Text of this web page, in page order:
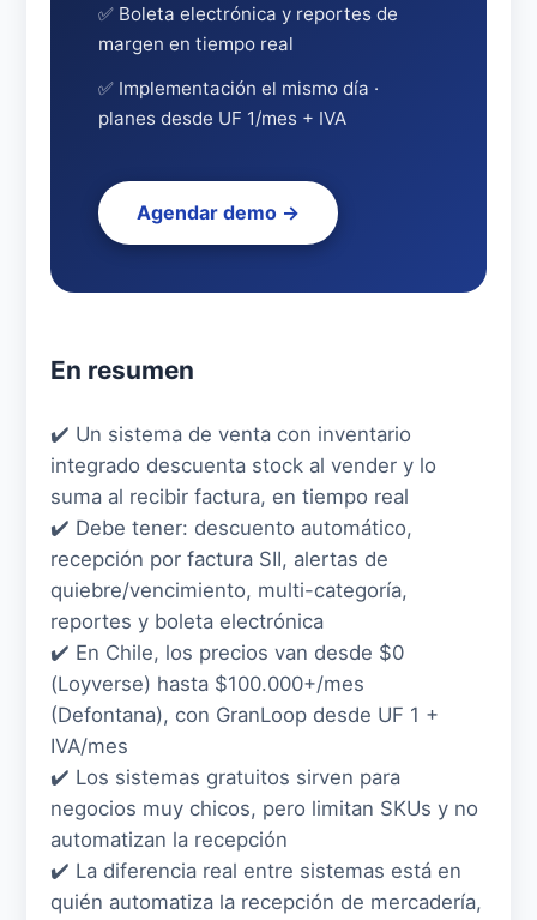
✅ Boleta electrónica y reportes de
margen en tiempo real
✅ Implementación el mismo día ·
planes desde UF 1/mes + IVA
Agendar demo →
En resumen
✔️ Un sistema de venta con inventario
integrado descuenta stock al vender y lo
suma al recibir factura, en tiempo real
✔️ Debe tener: descuento automático,
recepción por factura SII, alertas de
quiebre/vencimiento, multi-categoría,
reportes y boleta electrónica
✔️ En Chile, los precios van desde $0
(Loyverse) hasta $100.000+/mes
(Defontana), con GranLoop desde UF 1 +
IVA/mes
✔️ Los sistemas gratuitos sirven para
negocios muy chicos, pero limitan SKUs y no
automatizan la recepción
✔️ La diferencia real entre sistemas está en
quién automatiza la recepción de mercadería,